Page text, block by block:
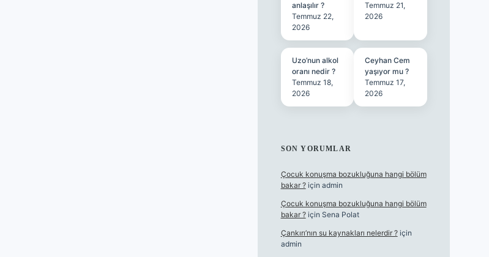
anlaşılır ?
Temmuz 22,
2026
Temmuz 21,
2026
Uzo’nun alkol
oranı nedir ?
Temmuz 18,
2026
Ceyhan Cem
yaşıyor mu ?
Temmuz 17,
2026
SON YORUMLAR
Çocuk konuşma bozukluğuna hangi bölüm
bakar ?için admin
Çocuk konuşma bozukluğuna hangi bölüm
bakar ?için Sena Polat
Çankırı’nın su kaynakları nelerdir ?için
admin